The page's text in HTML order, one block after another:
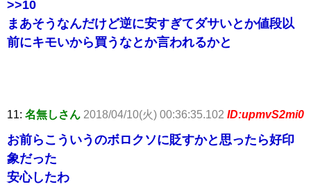
>>10
まあそうなんだけど逆に安すぎてダサいとか値段以
前にキモいから買うなとか言われるかと
11: 名無しさん 2018/04/10(火) 00:36:35.102 ID:upmvS2mi0
お前らこういうのボロクソに貶すかと思ったら好印
象だった
安心したわ